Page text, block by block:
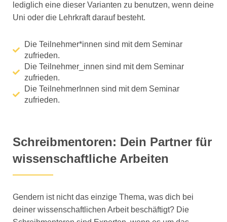
lediglich eine dieser Varianten zu benutzen, wenn deine
Uni oder die Lehrkraft darauf besteht.
Die Teilnehmer*innen sind mit dem Seminar
zufrieden.
Die Teilnehmer_innen sind mit dem Seminar
zufrieden.
Die TeilnehmerInnen sind mit dem Seminar
zufrieden.
Schreibmentoren: Dein Partner für
wissenschaftliche Arbeiten
Gendern ist nicht das einzige Thema, was dich bei
deiner wissenschaftlichen Arbeit beschäftigt? Die